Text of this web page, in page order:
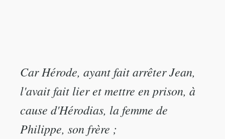
Car Hérode, ayant fait arrêter Jean,
l'avait fait lier et mettre en prison, à
cause d'Hérodias, la femme de
Philippe, son frère ;